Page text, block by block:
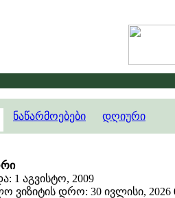
ნაწარმოებები დღიური
1 აგვისტო, 2009
ვიზიტის დრო: 30 ივლისი, 2026